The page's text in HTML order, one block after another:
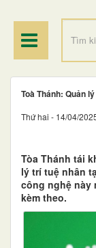
Toà Thánh: Quản
Thứ hai - 14/04/
Tòa Thánh tái
lý trí tuệ nhân
công nghệ này
kèm theo.